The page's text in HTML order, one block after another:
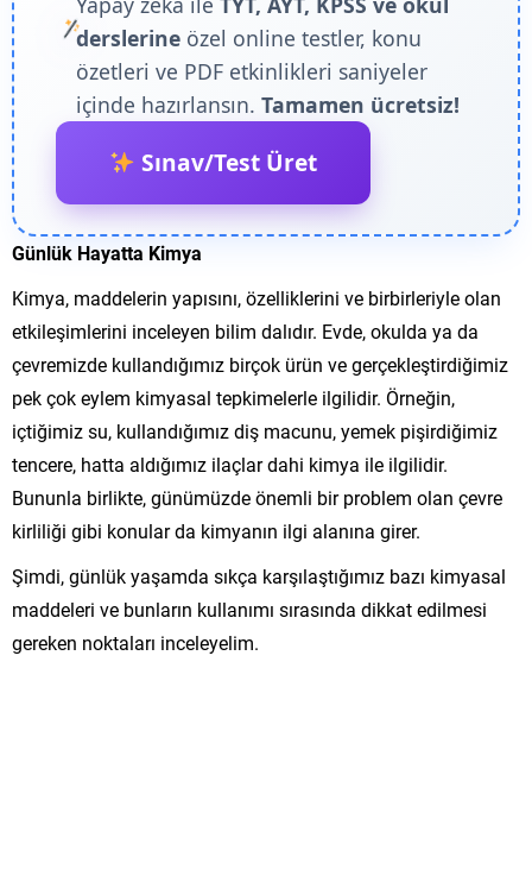
derslerine özel online testler, konu
özetleri ve PDF etkinlikleri saniyeler
içinde hazırlansın.Tamamen ücretsiz!
Sınav/Test Üret
Günlük Hayatta Kimya
Kimya, maddelerin yapısını, özelliklerini ve birbirleriyle olan
etkileşimlerini inceleyen bilim dalıdır. Evde, okulda ya da
çevremizde kullandığımız birçok ürün ve gerçekleştirdiğimiz
pek çok eylem kimyasal tepkimelerle ilgilidir. Örneğin,
içtiğimiz su, kullandığımız diş macunu, yemek pişirdiğimiz
tencere, hatta aldığımız ilaçlar dahi kimya ile ilgilidir.
Bununla birlikte, günümüzde önemli bir problem olan çevre
kirliliği gibi konular da kimyanın ilgi alanına girer.
Şimdi, günlük yaşamda sıkça karşılaştığımız bazı kimyasal
maddeleri ve bunların kullanımı sırasında dikkat edilmesi
gereken noktaları inceleyelim.